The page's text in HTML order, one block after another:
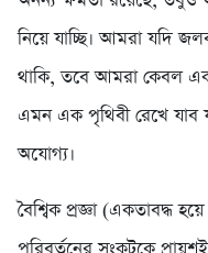
নিয়ে যাচ্ছি। আমরা যদি
থাকি, তবে আমরা কেবল
এমন এক পৃথিবী রেখে যাব
অযোগ্য।
বৈশ্বিক প্রজ্ঞা (একতাবদ্ধ